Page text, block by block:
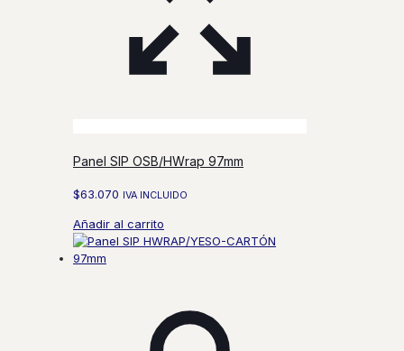
Panel SIP OSB/HWrap 97mm
$63.070 IVA INCLUIDO
Añadir al carrito